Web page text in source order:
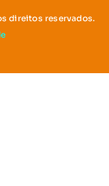
direitos reservados.